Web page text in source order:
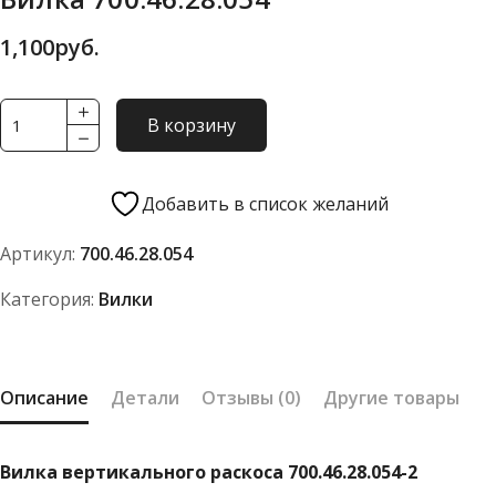
1,100руб.
Количество
товара
В корзину
Добавить в список желаний
Артикул: 700.46.28.054
Категория: Вилки
Описание Детали Отзывы (0) Другие товары
Вилка вертикального раскоса 700.46.28.054-2